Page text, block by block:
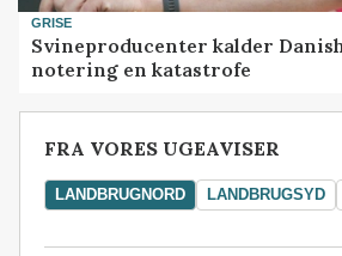
GRISE
Svineproducenter kalder
notering en katastrofe
FRA VORES UGEAVISER
LANDBRUGNORD LANDBRUGSYD